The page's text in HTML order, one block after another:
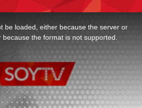
be loaded, either because the server or
because the format is not supported.